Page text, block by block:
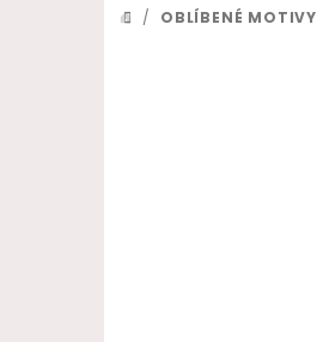
DOMŮ
/ OBLÍBENÉ MOTIVY